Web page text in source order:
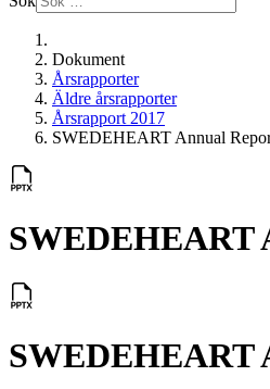
Dokument
Årsrapporter
Äldre årsrapporter
Årsrapport 2017
SWEDEHEART Annual
SWEDEHEART
SWEDEHEART